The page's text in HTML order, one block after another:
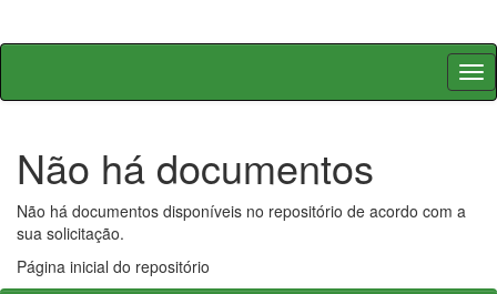
Skip
Não há documentos
Não há documentos disponíveis no repositório de acordo com a
sua solicitação.
Página inicial do repositório